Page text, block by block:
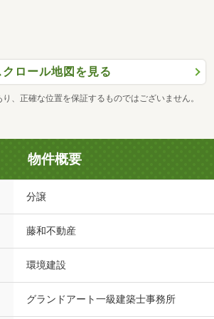
クロール地図を見る
、正確な位置を保証するものではございません。
物件概要
分譲
藤和不動産
環境建設
グランドアート一級建築士事務所